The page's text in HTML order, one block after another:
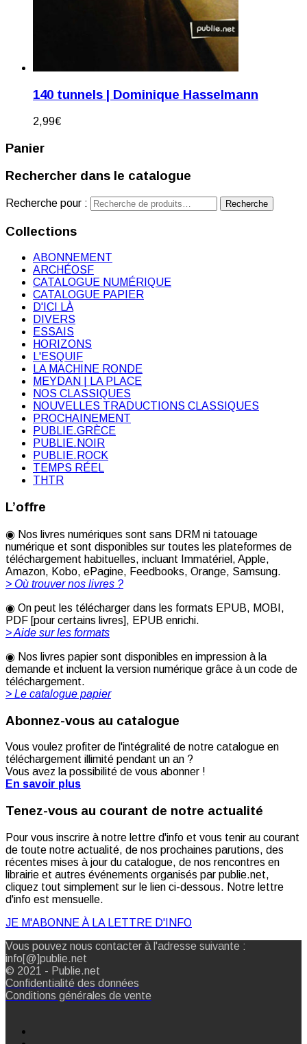
140 tunnels | Dominique Hasselmann
2,99€
Panier
Rechercher dans le catalogue
Recherche pour : Recherche
Collections
ABONNEMENT
ARCHÉOSF
CATALOGUE NUMÉRIQUE
CATALOGUE PAPIER
D'ICI LÀ
DIVERS
ESSAIS
HORIZONS
L'ESQUIF
LA MACHINE RONDE
MEYDAN | LA PLACE
NOS CLASSIQUES
NOUVELLES TRADUCTIONS CLASSIQUES
PROCHAINEMENT
PUBLIE.GRÈCE
PUBLIE.NOIR
PUBLIE.ROCK
TEMPS RÉEL
THTR
L’offre
◉ Nos livres numériques sont sans DRM ni tatouage
numérique et sont disponibles sur toutes les plateformes de
téléchargement habituelles, incluant Immatériel, Apple,
Amazon, Kobo, ePagine, Feedbooks, Orange, Samsung.
> Où trouver nos livres ?
◉ On peut les télécharger dans les formats EPUB, MOBI,
PDF [pour certains livres], EPUB enrichi.
> Aide sur les formats
◉ Nos livres papier sont disponibles en impression à la
demande et incluent la version numérique grâce à un code de
téléchargement.
> Le catalogue papier
Abonnez-vous au catalogue
Vous voulez profiter de l'intégralité de notre catalogue en
téléchargement illimité pendant un an ?
Vous avez la possibilité de vous abonner !
En savoir plus
Tenez-vous au courant de notre actualité
Pour vous inscrire à notre lettre d'info et vous tenir au courant
de toute notre actualité, de nos prochaines parutions, des
récentes mises à jour du catalogue, de nos rencontres en
librairie et autres événements organisés par publie.net,
cliquez tout simplement sur le lien ci-dessous. Notre lettre
d'info est mensuelle.
JE M'ABONNE À LA LETTRE D'INFO
Vous pouvez nous contacter à l'adresse suivante :
info[@]publie.net
© 2021 - Publie.net
Confidentialité des données
Conditions générales de vente